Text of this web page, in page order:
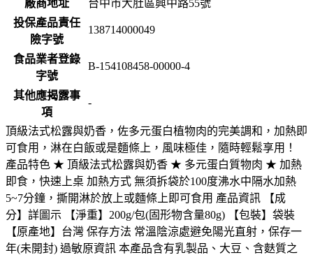
廠商地址
台中市大肚區興中路55號
投保產品責任
險字號
138714000049
食品業者登錄
字號
B-154108458-00000-4
其他應揭露事
項
-
頂級法式松露與奶香，佐多元蛋白植物肉的完美調和，加熱即
可食用，淋在白飯或是麵條上，風味極佳，隨時輕鬆享用！
產品特色 ★ 頂級法式松露與奶香 ★ 多元蛋白質物肉 ★ 加熱
即食，快速上桌 加熱方式 無須拆袋於100度沸水中隔水加熱
5~7分鐘，撕開淋於放上或麵條上即可食用 產品資訊 【成
分】詳圖示 【淨重】200g/包(固形物含量80g) 【包裝】袋裝
【原產地】台灣 保存方法 常溫陰涼處避免陽光直射，保存一
年(未開封) 過敏原資訊 本產品含有乳製品、大豆、含麩質之